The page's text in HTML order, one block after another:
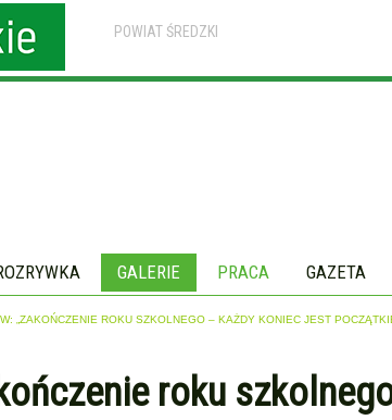
POWIAT ŚREDZKI
GALERIE PRACA GAZETA
„ZAKOŃCZENIE ROKU SZKOLNEGO – KAŻDY KONIEC JEST
roku